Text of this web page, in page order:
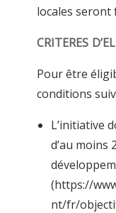
locales seront
CRITERES
Pour être
conditions
L’initiative
d’au moins
(https://
nt/fr/